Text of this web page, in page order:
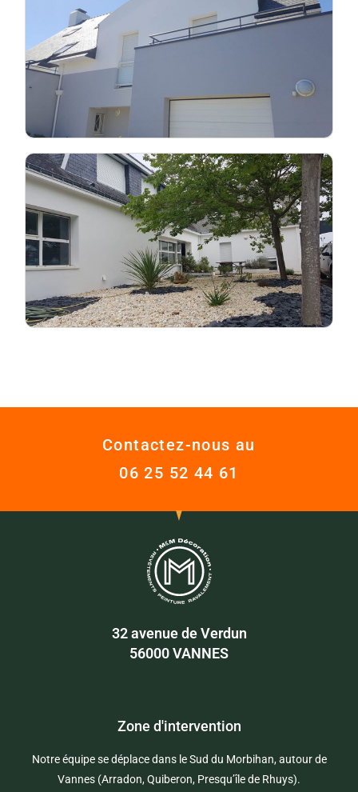
Contactez-nous au
06 25 52 44 61
32 avenue de Verdun
56000 VANNES
Zone d'intervention
Notre équipe sedéplace dans le Sud du Morbihan, autour de
Vannes (Arradon, Quiberon, Presqu’île de Rhuys).